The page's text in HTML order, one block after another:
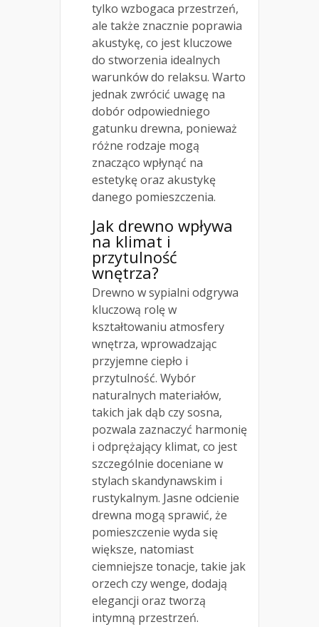
tylko wzbogaca przestrzeń,
ale także znacznie poprawia
akustykę, co jest kluczowe
do stworzenia idealnych
warunków do relaksu. Warto
jednak zwrócić uwagę na
dobór odpowiedniego
gatunku drewna, ponieważ
różne rodzaje mogą
znacząco wpłynąć na
estetykę oraz akustykę
danego pomieszczenia.
Jak drewno wpływa
na klimat i
przytulność
wnętrza?
Drewno w sypialni odgrywa
kluczową rolę w
kształtowaniu atmosfery
wnętrza, wprowadzając
przyjemne ciepło i
przytulność. Wybór
naturalnych materiałów,
takich jak dąb czy sosna,
pozwala zaznaczyć harmonię
i odprężający klimat, co jest
szczególnie doceniane w
stylach skandynawskim i
rustykalnym. Jasne odcienie
drewna mogą sprawić, że
pomieszczenie wyda się
większe, natomiast
ciemniejsze tonacje, takie jak
orzech czy wenge, dodają
elegancji oraz tworzą
intymną przestrzeń.